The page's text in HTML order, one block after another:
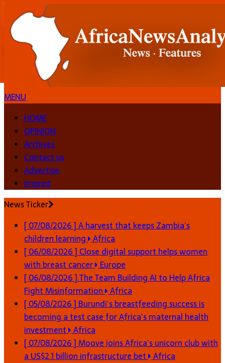
MENU
HOME
OPINION
Archives
Contact us
Advertise
Imprint
News Ticker
[ 07/08/2026 ]A harvest that keeps Zambia’s
children learning Africa
[ 06/08/2026 ] Close digital support helps women
with breast cancer Europe
[ 06/08/2026 ]The Team Building AI to Help Africa
Fight Misinformation Africa
[ 05/08/2026 ] Burundi’s breastfeeding success is
becoming a test case for Africa’s maternal health
investment Africa
[ 07/08/2026 ]Moove joins Africa’s unicorn club with
a US$2.1 billion infrastructure bet Africa